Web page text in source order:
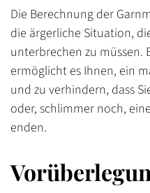
Die Berechnung der
die ärgerliche Situation,
unterbrechen zu müssen.
ermöglicht es Ihnen, ein
und zu verhindern, dass
oder, schlimmer noch,
enden.